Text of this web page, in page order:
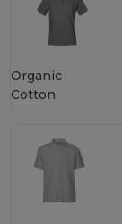
Organic
Cotton